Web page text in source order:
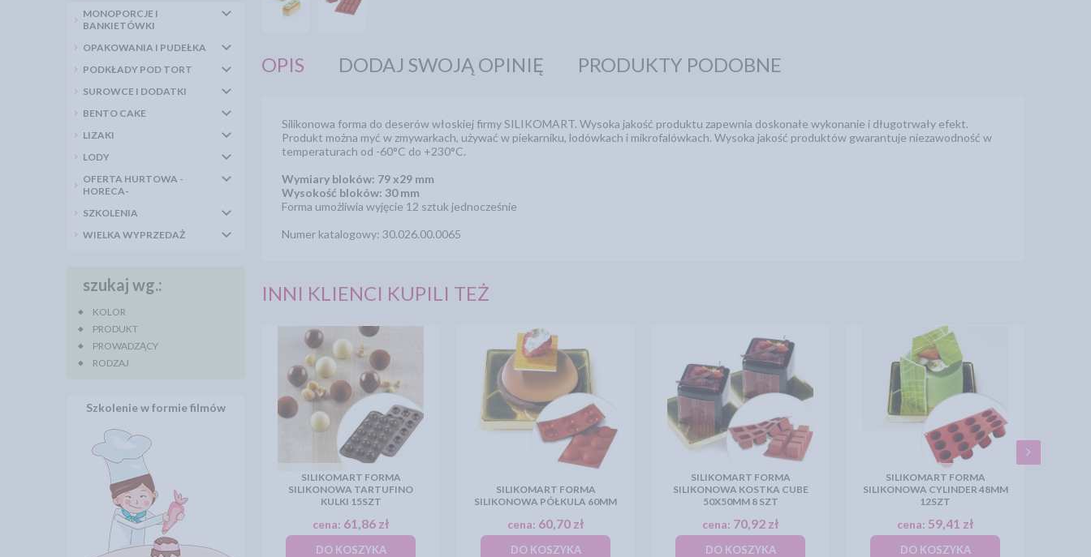
MONOPORCJE I
BANKIETÓWKI
OPAKOWANIA I PUDEŁKA
PODKŁADY POD TORT
SUROWCE I DODATKI
BENTO CAKE
LIZAKI
LODY
OFERTA HURTOWA -
HORECA-
SZKOLENIA
WIELKA WYPRZEDAŻ
szukaj wg.:
KOLOR
PRODUKT
PROWADZĄCY
RODZAJ
Szkolenie w formie filmów
OPIS DODAJ SWOJĄ OPINIĘ PRODUKTY PODOBNE
Silikonowa forma do deserów włoskiej firmy SILIKOMART. Wysoka jakość produktu zapewnia doskonałe wykonanie i długotrwały efekt.
Produkt można myć w zmywarkach, używać w piekarniku, lodówkach i mikrofalówkach. Wysoka jakość produktów gwarantuje niezawodność w
temperaturach od -60°C do +230°C.
Wymiary bloków: 79 x29 mm
Wysokość bloków: 30 mm
Forma umożliwia wyjęcie 12 sztuk jednocześnie
Numer katalogowy: 30.026.00.0065
INNI KLIENCI KUPILI TEŻ
SILIKOMART FORMA
SILIKONOWA TARTUFINO
KULKI 15SZT
cena: 61,86 zł
DO KOSZYKA
SILIKOMART FORMA
SILIKONOWA PÓŁKULA 60MM
cena: 60,70 zł
DO KOSZYKA
SILIKOMART FORMA
SILIKONOWA KOSTKA CUBE
50X50MM 8 SZT
cena: 70,92 zł
DO KOSZYKA
SILIKOMART FORMA
SILIKONOWA CYLINDER 48MM
12SZT
cena: 59,41 zł
DO KOSZYKA